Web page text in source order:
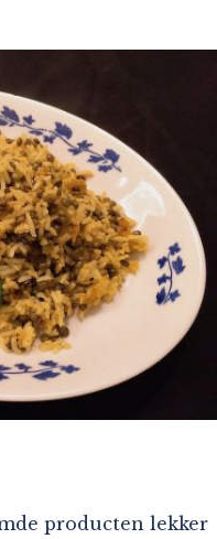
producten lekker